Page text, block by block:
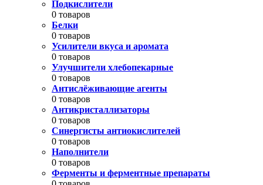
Подкислители
0 товаров
Белки
0 товаров
Усилители вкуса и аромата
0 товаров
Улучшители хлебопекарные
0 товаров
Антислёживающие агенты
0 товаров
Антикристаллизаторы
0 товаров
Синергисты антиокислителей
0 товаров
Наполнители
0 товаров
Ферменты и ферментные препараты